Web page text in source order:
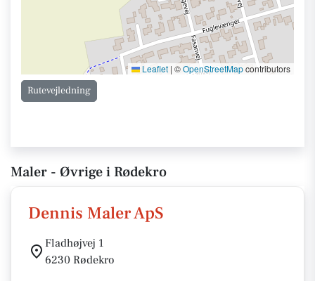
Leaflet | ©OpenStreetMapcontributors
Rutevejledning
Maler - Øvrige i Rødekro
Dennis Maler ApS
Fladhøjvej 1
6230 Rødekro